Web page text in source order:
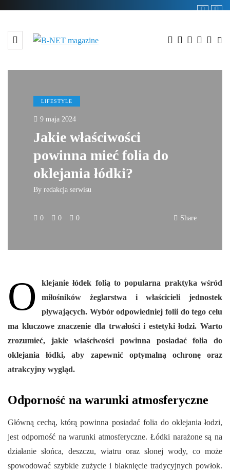
LIFESTYLE
9 maja 2024
Jakie właściwości
powinna mieć folia do
oklejania łódki?
By redakcja serwisu
0 0 0 Share
O
klejanie łódek folią to popularna praktyka wśród
miłośników żeglarstwa i właścicieli jednostek
pływających. Wybór odpowiedniej folii do tego celu
ma kluczowe znaczenie dla trwałości i estetyki łodzi. Warto
zrozumieć, jakie właściwości powinna posiadać folia do
oklejania łódki, aby zapewnić optymalną ochronę oraz
atrakcyjny wygląd.
Odporność na warunki atmosferyczne
Główną cechą, którą powinna posiadać folia do oklejania łodzi,
jest odporność na warunki atmosferyczne. Łódki narażone są na
działanie słońca, deszczu, wiatru oraz słonej wody, co może
spowodować szybkie zużycie i blaknięcie tradycyjnych powłok.